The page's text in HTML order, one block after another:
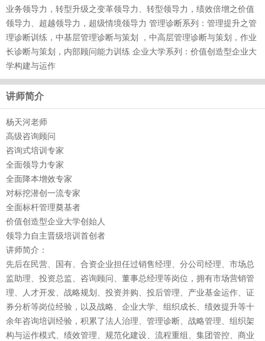
业务领导力，转型升级之变革领导力、转型领导力，绩效倍增之价值
领导力、超越领导力，超级情境领导力 管理诊断系列：管理提升之管
理诊断训练，中基层管理诊断与策划 ，中高层管理诊断与策划，作业
长诊断与策划，内部顾问能力训练 企业大学系列：价值创造型企业大
学构建与运作
讲师简介
杨天河老师
高级咨询顾问
咨询式培训专家
全面领导力专家
全面降本增效专家
对标挖潜创一流专家
全面标杆管理奠基者
价值创造型企业大学创始人
领导力自主晋级培训首创者
讲师简介：
先后在民营、国有、合资企业担任过销售经理、分公司经理、市场总
监助理、投资总监、咨询顾问、董事总经理等岗位，拥有市场营销管
理、人才开发、战略规划、投资并购、投后管理、产业基金运作、证
券分析等岗位经验，以及战略、企业大学、组织成长、绩效提升等十
余年咨询培训经验，积累了法人治理、管理诊断、战略管理、组织架
构与运作模式、绩效管理、规范化建设、流程重组、集团管控、商业